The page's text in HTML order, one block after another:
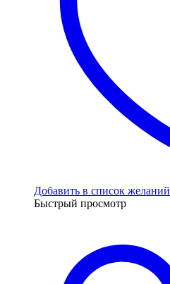
Добавить в список желаний
Быстрый просмотр